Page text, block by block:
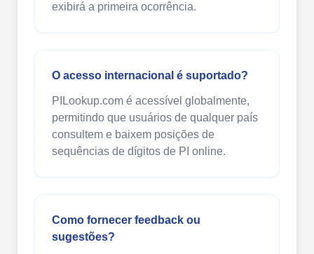
exibirá a primeira ocorrência.
O acesso internacional é suportado?
PILookup.com é acessível globalmente,
permitindo que usuários de qualquer país
consultem e baixem posições de
sequências de dígitos de PI online.
Como fornecer feedback ou
sugestões?